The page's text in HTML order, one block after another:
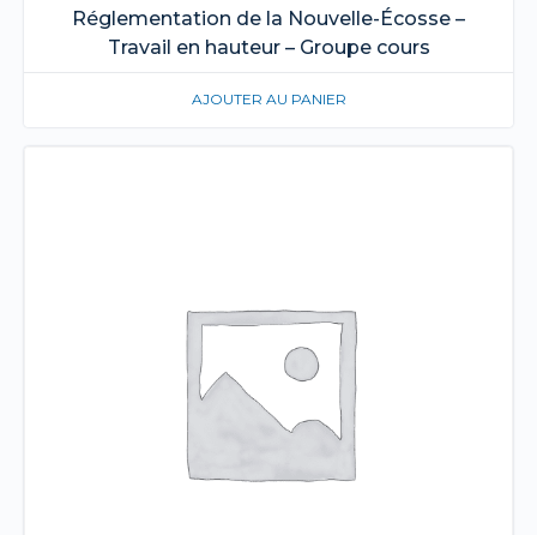
Réglementation de la Nouvelle-Écosse –
Travail en hauteur – Groupe cours
AJOUTER AU PANIER